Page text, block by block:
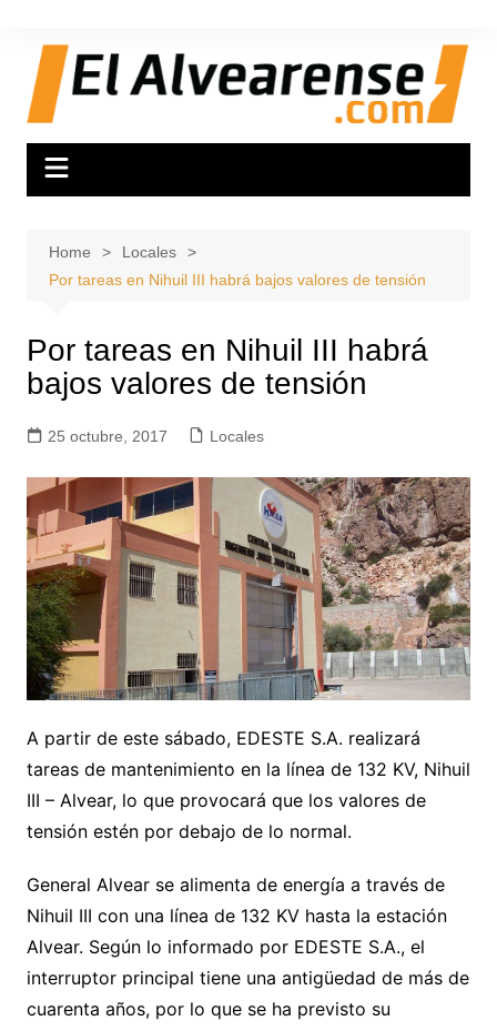
content
Home
Locales
Por tareas en Nihuil III habrá bajos valores de tensión
Por tareas en Nihuil III habrá
bajos valores de tensión
25 octubre, 2017 Locales
A partir de este sábado, EDESTE S.A. realizará
tareas de mantenimiento en la línea de 132 KV, Nihuil
III – Alvear, lo que provocará que los valores de
tensión estén por debajo de lo normal.
General Alvear se alimenta de energía a través de
Nihuil III con una línea de 132 KV hasta la estación
Alvear. Según lo informado por EDESTE S.A., el
interruptor principal tiene una antigüedad de más de
cuarenta años, por lo que se ha previsto su